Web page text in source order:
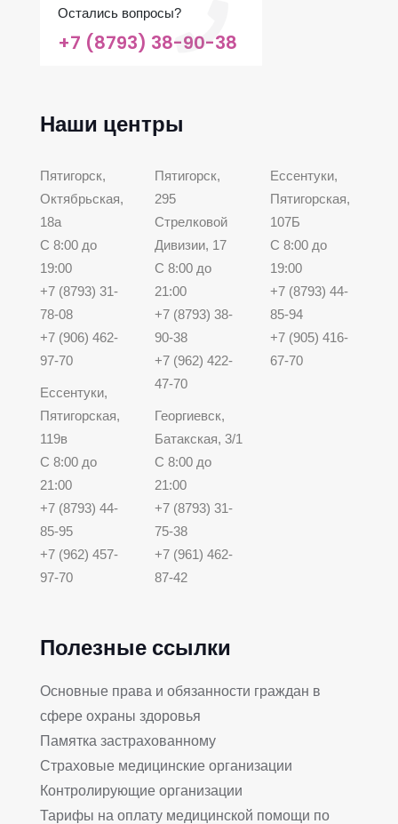
Остались вопросы?
+7 (8793) 38-90-38
Наши центры
Пятигорск,
Октябрьская,
18а
С 8:00 до
19:00
+7 (8793) 31-
78-08
+7 (906) 462-
97-70
Ессентуки,
Пятигорская,
119в
С 8:00 до
21:00
+7 (8793) 44-
85-95
+7 (962) 457-
97-70
Пятигорск,
295
Стрелковой
Дивизии, 17
С 8:00 до
21:00
+7 (8793) 38-
90-38
+7 (962) 422-
47-70
Георгиевск,
Батакская, 3/1
С 8:00 до
21:00
+7 (8793) 31-
75-38
+7 (961) 462-
87-42
Ессентуки,
Пятигорская,
107Б
С 8:00 до
19:00
+7 (8793) 44-
85-94
+7 (905) 416-
67-70
Полезные ссылки
Основные права и обязанности граждан в
сфере охраны здоровья
Памятка застрахованному
Страховые медицинские организации
Контролирующие организации
Тарифы на оплату медицинской помощи по